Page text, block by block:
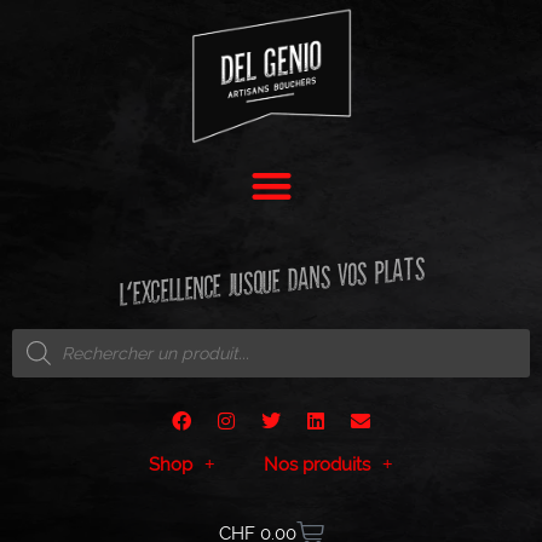
L'EXCELLENCE JUSQUE DANS VOS PLATS
Shop Nos produits
CHF0.00